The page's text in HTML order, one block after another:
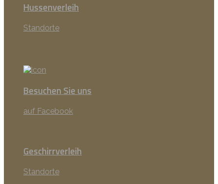
Hussenverleih
Standorte
Besuchen Sie uns
auf Facebook
Geschirrverleih
Standorte